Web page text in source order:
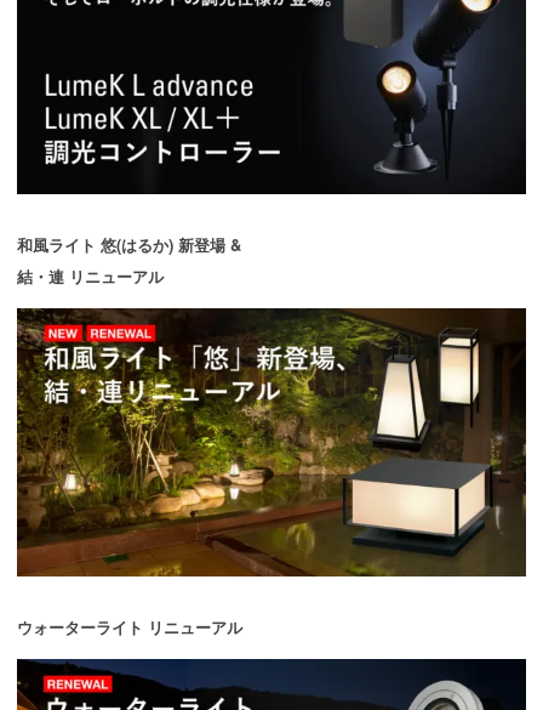
和風ライト 悠(はるか) 新登場 &
結・連 リニューアル
ウォーターライト リニューアル